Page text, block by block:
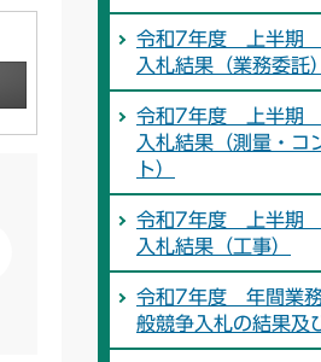
令和7年度 上半期
入札結果（業務委託）
令和7年度 上半期
入札結果（測量・コ
ト）
令和7年度 上半期
入札結果（工事）
令和7年度 年間業
般競争入札の結果及